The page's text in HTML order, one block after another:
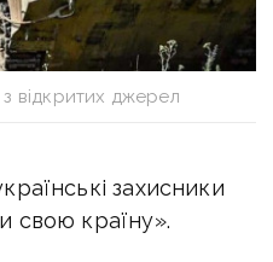
відкритих джерел
захисники
свою країну».